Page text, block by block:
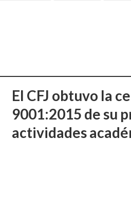
El CFJ obtuvo la
9001:2015 de su
actividades